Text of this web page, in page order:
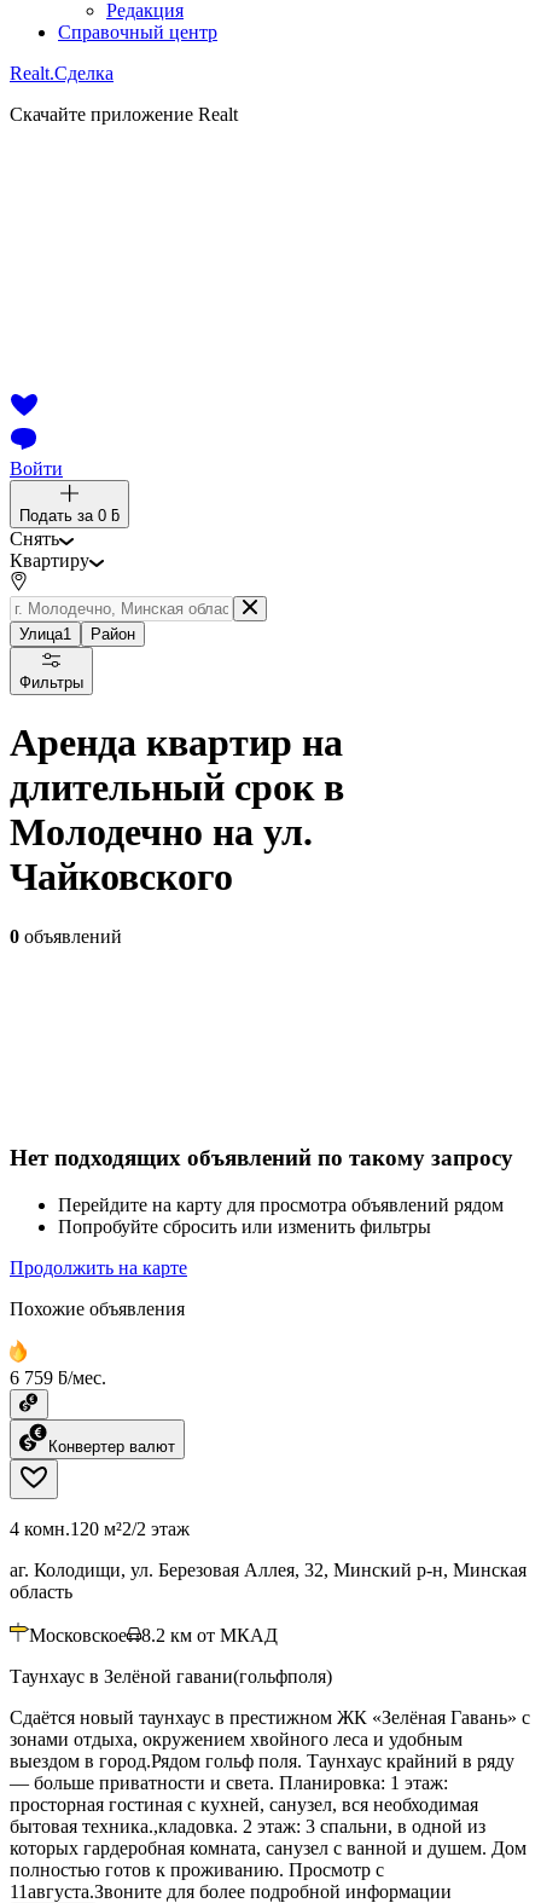
Редакция
Справочный центр
Realt.Сделка
Скачайте приложение Realt
Войти
Подать за 0 ƃ
Снять
Квартиру
Улица1 Район
Фильтры
Аренда квартир на
длительный срок в
Молодечно на ул.
Чайковского
0 объявлений
Нет подходящих объявлений по такому запросу
Перейдите на карту для просмотра объявлений рядом
Попробуйте сбросить или изменить фильтры
Продолжить на карте
Похожие объявления
6 759 ƃ/мес.
Конвертер валют
4 комн.120 м²2/2 этаж
аг. Колодищи, ул. Березовая Аллея, 32, Минский р-н, Минская
область
Московское 8.2 км от МКАД
Таунхаус в Зелёной гавани(гольфполя)
Сдаётся новый таунхаус в престижном ЖК «Зелёная Гавань» с
зонами отдыха, окружением хвойного леса и удобным
выездом в город.Рядом гольф поля. Таунхаус крайний в ряду
— больше приватности и света. Планировка: 1 этаж:
просторная гостиная с кухней, санузел, вся необходимая
бытовая техника.,кладовка. 2 этаж: 3 спальни, в одной из
которых гардеробная комната, санузел с ванной и душем. Дом
полностью готов к проживанию. Просмотр с
11августа.Звоните для более подробной информации